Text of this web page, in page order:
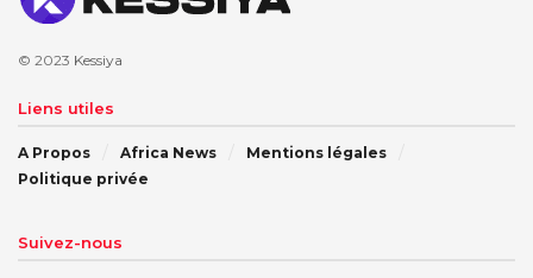
© 2023 Kessiya
Liens utiles
A Propos Africa News
Mentions légales
Politique privée
Suivez-nous